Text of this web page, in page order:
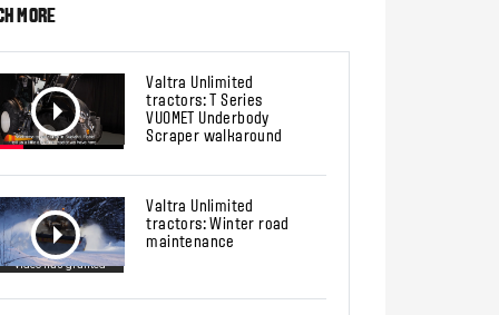
MORE
Valtra Unlimited
tractors: T Series
VUOMET Underbody
Scraper walkaround
Valtra Unlimited
tractors: Winter road
maintenance